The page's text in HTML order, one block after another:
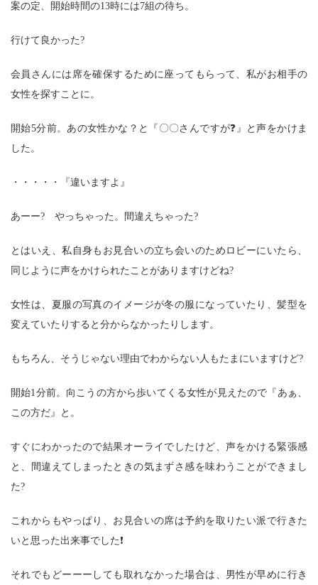
案の定、開始時間の13時には7組の待ち。
行けて良かった?
会員さんには席を確保するために座ってもらって、私がお相手の
女性を探すことに。
開始5分前。あの女性かな？と『〇〇さんですが❓』と声をかけま
した。
・・・・・『違いますよ』
あーー? やっちゃった。間違えちゃった?
とはいえ、私自身もお見合いの立ち会いのためロビーにいたら、
同じように声をかけられたことがありますけどね?
女性は、夏服の写真のイメージが冬の服になっていたり、髪型を
変えていたりすると分からなかったりします。
もちろん、そうじゃない理由でわからない人もたまにいますけど?
開始1分前。向こうの方から歩いてくる女性が見えたので『あぁ、
この方だ』と。
すぐにわかったので結果オーライでしたけど、声をかける緊張感
と、間違えてしまったときの気まずさ感を味わうことができまし
た?
これからもやっぱり、お見合いの席は予約を取りたい派で行きた
いと思った出来事でした❗
それでもどーーーしても取れなかった場合は、男性が早めに行き